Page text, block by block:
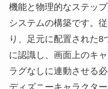
機能と物理的なステッ
システムの構築です。
り、足元に配置された
に認識し、画面上のキ
ラグなしに連動させる
ディズニーキャラクタ